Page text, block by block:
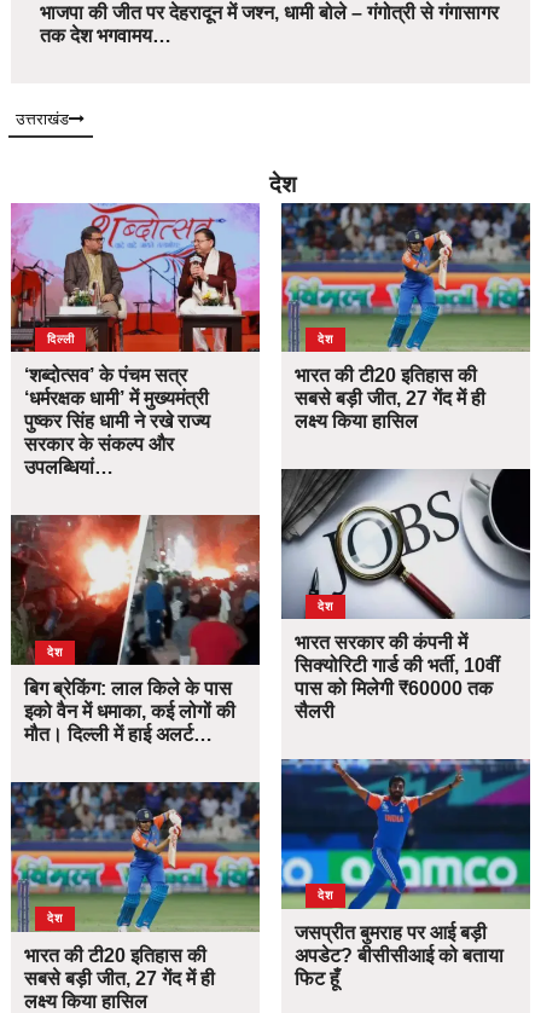
भाजपा की जीत पर देहरादून में जश्न, धामी बोले – गंगोत्री से गंगासागर
तक देश भगवामय…
उत्तराखंड
देश
दिल्ली
‘शब्दोत्सव’ के पंचम सत्र
‘धर्मरक्षक धामी’ में मुख्यमंत्री
पुष्कर सिंह धामी ने रखे राज्य
सरकार के संकल्प और
उपलब्धियां…
देश
बिग ब्रेकिंग: लाल किले के पास
इको वैन में धमाका, कई लोगों की
मौत। दिल्ली में हाई अलर्ट…
देश
भारत की टी20 इतिहास की
सबसे बड़ी जीत, 27 गेंद में ही
लक्ष्य किया हासिल
देश
भारत की टी20 इतिहास की
सबसे बड़ी जीत, 27 गेंद में ही
लक्ष्य किया हासिल
देश
भारत सरकार की कंपनी में
सिक्योरिटी गार्ड की भर्ती, 10वीं
पास को मिलेगी ₹60000 तक
सैलरी
देश
जसप्रीत बुमराह पर आई बड़ी
अपडेट? बीसीसीआई को बताया
फिट हूँ